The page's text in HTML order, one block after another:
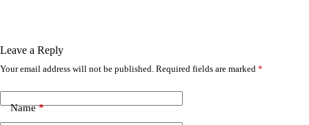
Leave a Reply
Your email address will not be published. Required fields are marked *
Name*
A
t
e